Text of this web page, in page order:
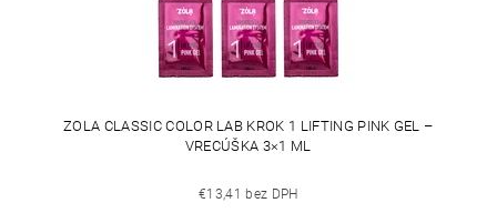
ZOLA CLASSIC COLOR LAB KROK 1 LIFTING PINK GEL –
VRECÚŠKA 3×1 ML
€13,41 bez DPH